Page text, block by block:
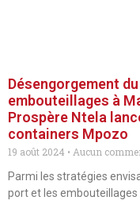
Désengorgement
embouteillages à
Prospère Ntela
containers Mpozo
19 août 2024
Aucun
Parmi les stratégies
port et les